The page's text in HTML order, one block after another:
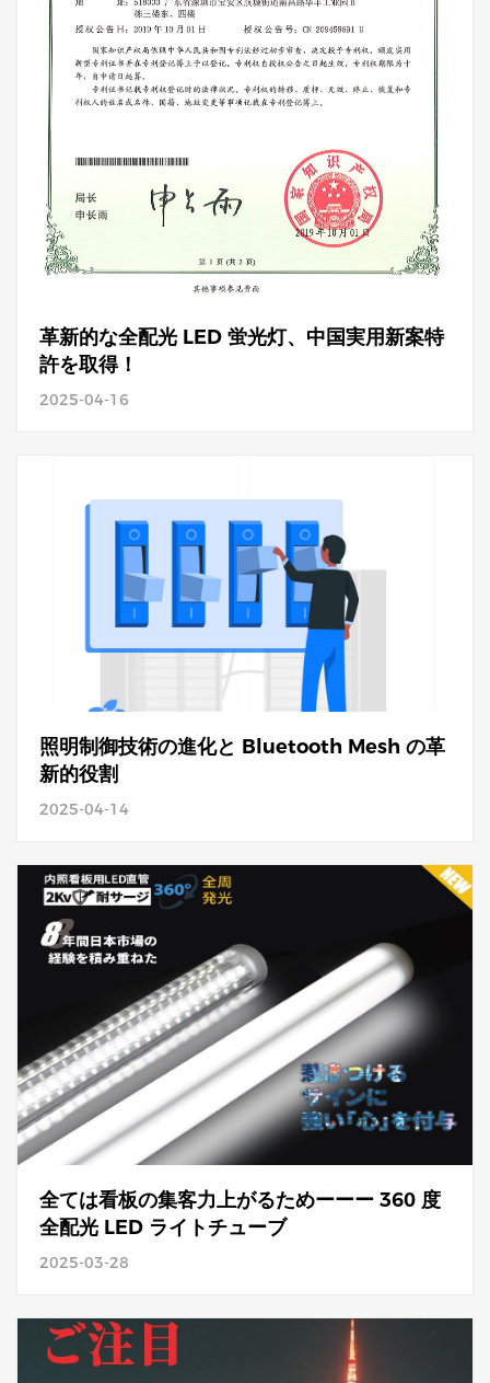
革新的な全配光 LED 蛍光灯、中国実用新案特
許を取得！
2025-04-16
照明制御技術の進化と Bluetooth Mesh の革
新的役割
2025-04-14
全ては看板の集客力上がるためーーー 360 度
全配光 LED ライトチューブ
2025-03-28